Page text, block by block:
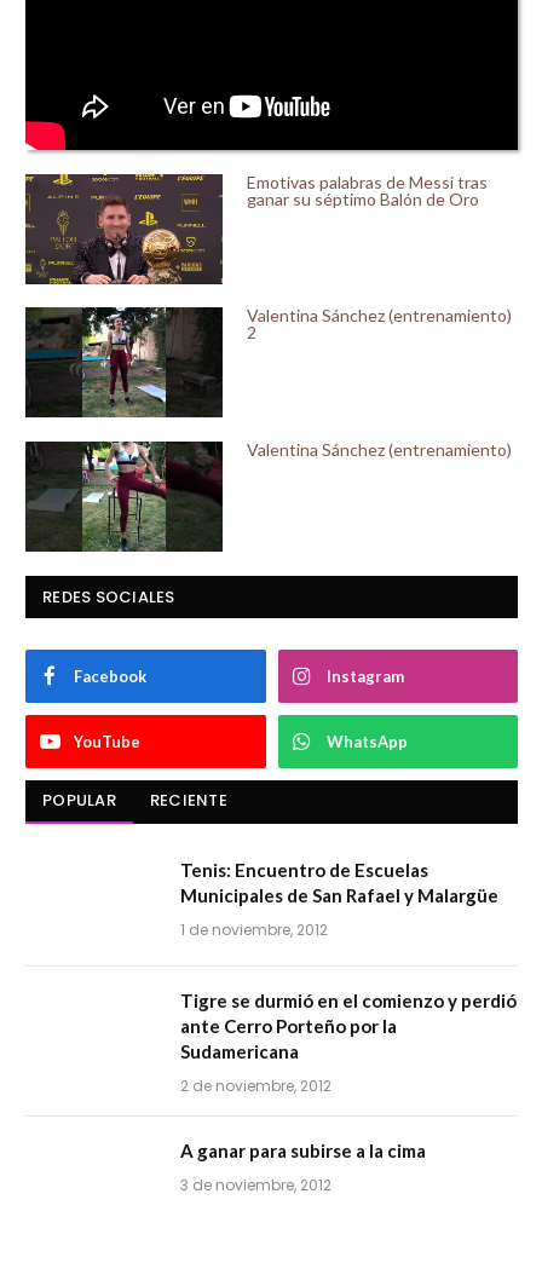
Emotivas palabras de Messi tras
ganar su séptimo Balón de Oro
Valentina Sánchez (entrenamiento)
2
Valentina Sánchez (entrenamiento)
REDES SOCIALES
Facebook Instagram
YouTube WhatsApp
POPULAR RECIENTE
Tenis: Encuentro de Escuelas
Municipales de San Rafael y Malargüe
1 de noviembre, 2012
Tigre se durmió en el comienzo y perdió
ante Cerro Porteño por la
Sudamericana
2 de noviembre, 2012
A ganar para subirse a la cima
3 de noviembre, 2012